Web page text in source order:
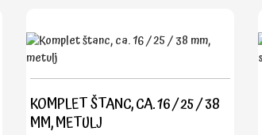
KOMPLET ŠTANC, CA. 16 / 25 / 38
MM, METULJ